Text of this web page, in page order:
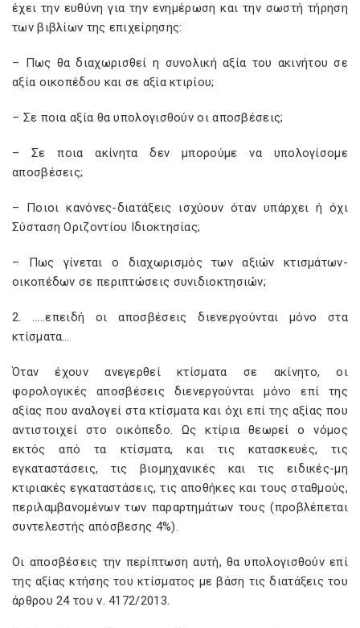
έχει την ευθύνη για την ενημέρωση και την σωστή τήρηση
των βιβλίων της επιχείρησης:
– Πως θα διαχωρισθεί η συνολική αξία του ακινήτου σε
αξία οικοπέδου και σε αξία κτιρίου;
– Σε ποια αξία θα υπολογισθούν οι αποσβέσεις;
– Σε ποια ακίνητα δεν μπορούμε να υπολογίσομε
αποσβέσεις;
– Ποιοι κανόνες-διατάξεις ισχύουν όταν υπάρχει ή όχι
Σύσταση Οριζοντίου Ιδιοκτησίας;
– Πως γίνεται ο διαχωρισμός των αξιών κτισμάτων-
οικοπέδων σε περιπτώσεις συνιδιοκτησιών;
2. …..επειδή οι αποσβέσεις διενεργούνται μόνο στα
κτίσματα…
Όταν έχουν ανεγερθεί κτίσματα σε ακίνητο, οι
φορολογικές αποσβέσεις διενεργούνται μόνο επί της
αξίας που αναλογεί στα κτίσματα και όχι επί της αξίας που
αντιστοιχεί στο οικόπεδο. Ως κτίρια θεωρεί ο νόμος
εκτός από τα κτίσματα, και τις κατασκευές, τις
εγκαταστάσεις, τις βιομηχανικές και τις ειδικές-μη
κτιριακές εγκαταστάσεις, τις αποθήκες και τους σταθμούς,
περιλαμβανομένων των παραρτημάτων τους (προβλέπεται
συντελεστής απόσβεσης 4%).
Οι αποσβέσεις την περίπτωση αυτή, θα υπολογισθούν επί
της αξίας κτήσης του κτίσματος με βάση τις διατάξεις του
άρθρου 24 του ν. 4172/2013.